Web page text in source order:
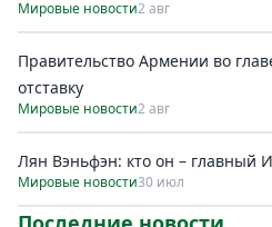
Мировые новости2 авг
Правительство Армении во
отставку
Мировые новости2 авг
Лян Вэньфэн: кто он – главный
Мировые новости30 июл